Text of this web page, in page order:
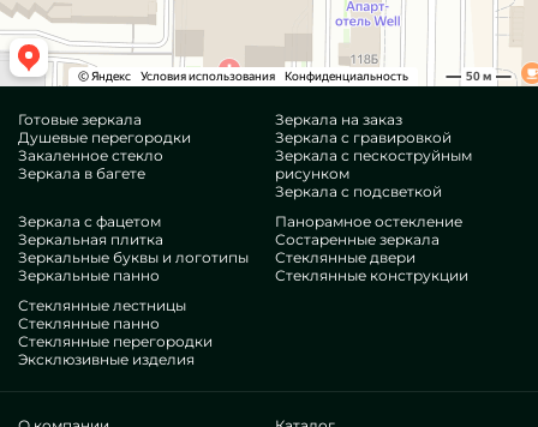
Готовые зеркала
Душевые перегородки
Закаленное стекло
Зеркала в багете
Зеркала на заказ
Зеркала с гравировкой
Зеркала с пескоструйным
рисунком
Зеркала с подсветкой
Зеркала с фацетом
Зеркальная плитка
Зеркальные буквы и логотипы
Зеркальные панно
Панорамное остекление
Состаренные зеркала
Стеклянные двери
Стеклянные конструкции
Стеклянные лестницы
Стеклянные панно
Стеклянные перегородки
Эксклюзивные изделия